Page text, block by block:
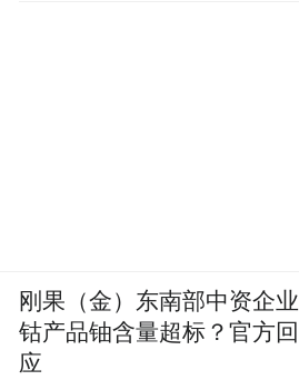
刚果（金）东南部中资企业
钴产品铀含量超标？官方回
应